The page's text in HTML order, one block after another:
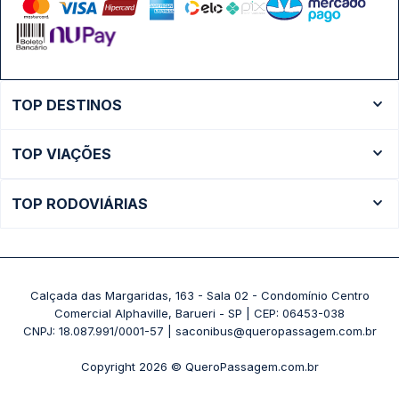
TOP DESTINOS
Ônibus São Paulo
TOP VIAÇÕES
Passagens Pássaro Marron
+ Viações
TOP RODOVIÁRIAS
Rodoviária Belo Horizonte - Gov. Israel Pinheiro (Tergip)
Rodoviária Curitiba
+ Rodoviárias
Calçada das Margaridas, 163 - Sala 02 - Condomínio Centro
Comercial Alphaville, Barueri - SP | CEP: 06453-038
CNPJ: 18.087.991/0001-57 | saconibus@queropassagem.com.br
Copyright 2026 © QueroPassagem.com.br